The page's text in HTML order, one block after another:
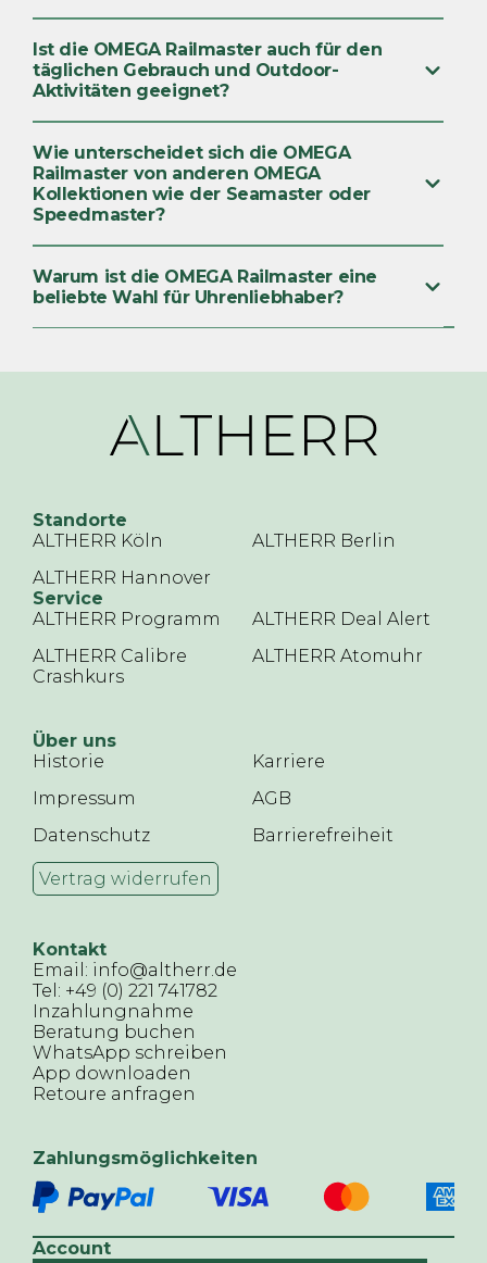
Ist die OMEGA Railmaster auch für den
täglichen Gebrauch und Outdoor-
Aktivitäten geeignet?
Wie unterscheidet sich die OMEGA
Railmaster von anderen OMEGA
Kollektionen wie der Seamaster oder
Speedmaster?
Warum ist die OMEGA Railmaster eine
beliebte Wahl für Uhrenliebhaber?
Standorte
ALTHERR Köln
ALTHERR Berlin
ALTHERR Hannover
Service
ALTHERR Programm
ALTHERR Deal Alert
ALTHERR Calibre
Crashkurs
ALTHERR Atomuhr
Über uns
Historie
Karriere
Impressum
AGB
Datenschutz
Barrierefreiheit
Vertrag widerrufen
Kontakt
Email: info@altherr.de
Tel: +49 (0) 221 741782
Inzahlungnahme
Beratung buchen
WhatsApp schreiben
App downloaden
Retoure anfragen
Zahlungsmöglichkeiten
Account